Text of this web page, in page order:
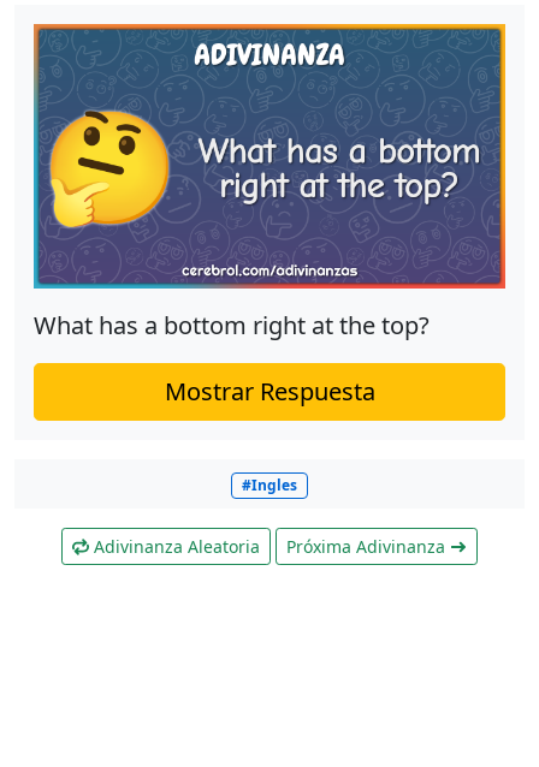
What has a bottom right at the top?
Mostrar Respuesta
#Ingles
Adivinanza Aleatoria Próxima Adivinanza